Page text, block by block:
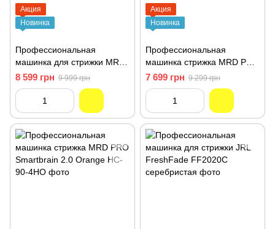
Акция
Новинка
Профессиональная
машинка для стрижки MRD
PRO Cyborg Track GTR
orange HC-666CT-HO
8 599 грн 9 999 грн
Акция
Новинка
Профессиональная
машинка стрижка MRD PRO
Smartbrain 2.0 White HC-90-
4W
7 699 грн 9 299 грн